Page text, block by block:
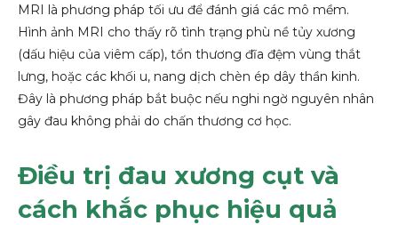
MRI là phương pháp tối ưu để đánh giá các mô mềm.
Hình ảnh MRI cho thấy rõ tình trạng phù nề tủy xương
(dấu hiệu của viêm cấp), tổn thương đĩa đệm vùng thắt
lưng, hoặc các khối u, nang dịch chèn ép dây thần kinh.
Đây là phương pháp bắt buộc nếu nghi ngờ nguyên nhân
gây đau không phải do chấn thương cơ học.
Điều trị đau xương cụt và
cách khắc phục hiệu quả